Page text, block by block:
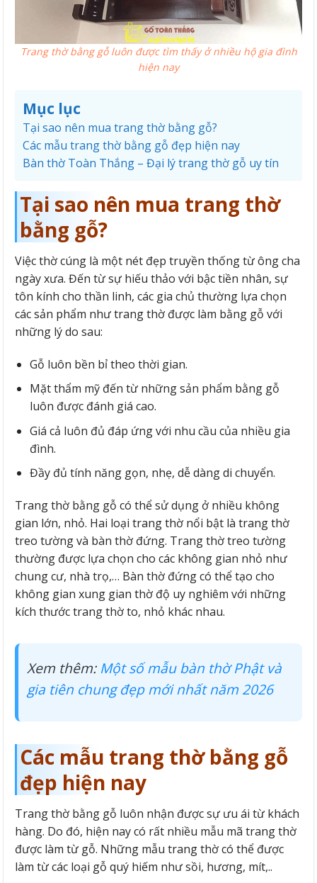
Trang thờ bằng gỗ luôn được tìm thấy ở nhiều hộ gia đình
hiện nay
Mục lục
Tại sao nên mua trang thờ bằng gỗ?
Các mẫu trang thờ bằng gỗ đẹp hiện nay
Bàn thờ Toàn Thắng – Đại lý trang thờ gỗ uy tín
Tại sao nên mua trang thờ
bằng gỗ?
Việc thờ cúng là một nét đẹp truyền thống từ ông cha
ngày xưa. Đến từ sự hiếu thảo với bậc tiền nhân, sự
tôn kính cho thần linh, các gia chủ thường lựa chọn
các sản phẩm như trang thờ được làm bằng gỗ với
những lý do sau:
Gỗ luôn bền bỉ theo thời gian.
Mặt thẩm mỹ đến từ những sản phẩm bằng gỗ
luôn được đánh giá cao.
Giá cả luôn đủ đáp ứng với nhu cầu của nhiều gia
đình.
Đầy đủ tính năng gọn, nhẹ, dễ dàng di chuyển.
Trang thờ bằng gỗ có thể sử dụng ở nhiều không
gian lớn, nhỏ. Hai loại trang thờ nổi bật là trang thờ
treo tường và bàn thờ đứng. Trang thờ treo tường
thường được lựa chọn cho các không gian nhỏ như
chung cư, nhà trọ,… Bàn thờ đứng có thể tạo cho
không gian xung gian thờ độ uy nghiêm với những
kích thước trang thờ to, nhỏ khác nhau.
Xem thêm: Một số mẫu bàn thờ Phật và
gia tiên chung đẹp mới nhất năm 2026
Các mẫu trang thờ bằng gỗ
đẹp hiện nay
Trang thờ bằng gỗ luôn nhận được sự ưu ái từ khách
hàng. Do đó, hiện nay có rất nhiều mẫu mã trang thờ
được làm từ gỗ. Những mẫu trang thờ có thể được
làm từ các loại gỗ quý hiếm như sồi, hương, mít,..